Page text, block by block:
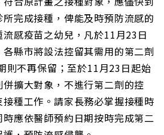
完成接種，俾能及時預防流感的
感疫苗之幼兒，凡於11月23日
縣市將設法控留其需用的第二劑
則不再保留；至於11月23日起始
擴大對象，不進行第二劑的控
種工作。請家長務必掌握接種時
應依醫師預約日期按時完成第二